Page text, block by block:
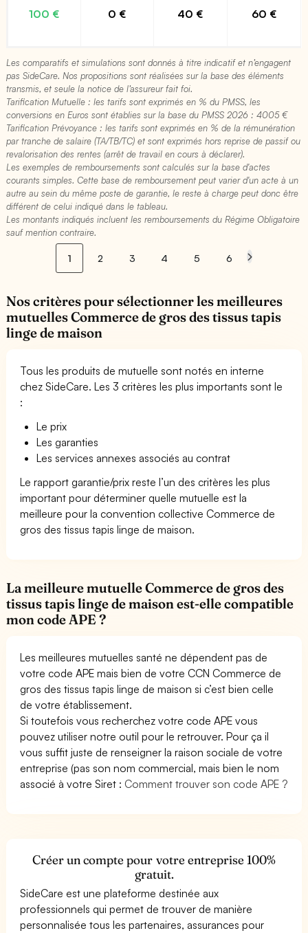
100 € 0 € 40 € 60 €
Les comparatifs et simulations sont donnés à titre indicatif et n’engagent
pas SideCare. Nos propositions sont réalisées sur la base des éléments
transmis, et seule la notice de l’assureur fait foi.
Tarification Mutuelle : les tarifs sont exprimés en % du PMSS, les
conversions en Euros sont établies sur la base du PMSS 2026 : 4005 €​
Tarification Prévoyance : les tarifs sont exprimés en % de la rémunération
par tranche de salaire (TA/TB/TC) et sont exprimés hors reprise de passif ou
revalorisation des rentes (arrêt de travail en cours à déclarer).
Les exemples de remboursements sont calculés sur la base d'actes
courants simples. Cette base de remboursement peut varier d'un acte à un
autre au sein du même poste de garantie, le reste à charge peut donc être
différent de celui indiqué dans le tableau.
Les montants indiqués incluent les remboursements du Régime Obligatoire
sauf mention contraire.
1 2 3 4 5 6
Nos critères pour sélectionner les meilleures
mutuelles Commerce de gros des tissus tapis
linge de maison
Tous les produits de mutuelle sont notés en interne
chez SideCare. Les 3 critères les plus importants sont le
:
Le prix
Les garanties
Les services annexes associés au contrat
Le rapport garantie/prix reste l’un des critères les plus
important pour déterminer quelle mutuelle est la
meilleure pour la convention collective Commerce de
gros des tissus tapis linge de maison.
La meilleure mutuelle Commerce de gros des
tissus tapis linge de maison est-elle compatible
mon code APE ?
Les meilleures mutuelles santé ne dépendent pas de
votre code APE mais bien de votre CCN Commerce de
gros des tissus tapis linge de maison si c’est bien celle
de votre établissement.
Si toutefois vous recherchez votre code APE vous
pouvez utiliser notre outil pour le retrouver. Pour ça il
vous suffit juste de renseigner la raison sociale de votre
entreprise (pas son nom commercial, mais bien le nom
associé à votre Siret : Comment trouver son code APE ?
Créer un compte pour votre entreprise 100%
gratuit.
SideCare est une plateforme destinée aux
professionnels qui permet de trouver de manière
personnalisée tous les partenaires, assurances pour